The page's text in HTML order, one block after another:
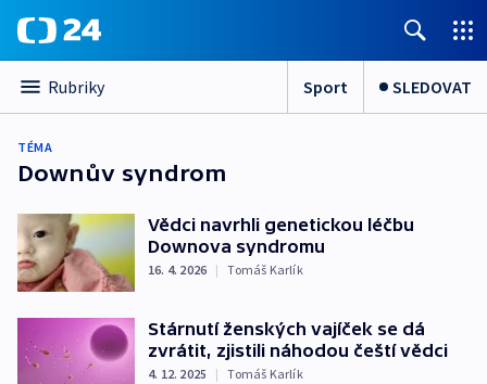
Rubriky Sport SLEDOVAT
TÉMA
Downův syndrom
Vědci navrhli genetickou léčbu
Downova syndromu
16. 4. 2026 | Tomáš Karlík
Stárnutí ženských vajíček se dá
zvrátit, zjistili náhodou čeští vědci
4. 12. 2025 | Tomáš Karlík